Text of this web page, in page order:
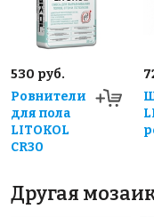
530 руб.
Ровнители
для пола
LITOKOL
CR30
Другая